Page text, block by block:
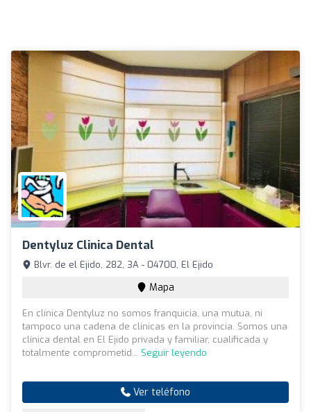
Dentyluz Clinica Dental
Blvr. de el Ejido, 282, 3A - 04700, El Ejido
Mapa
En clínica Dentyluz no somos franquicia, una mutua, ni
tampoco una cadena de clínicas en la provincia. Somos una
clínica dental en El Ejido privada y familiar, cualificada y
totalmente comprometid... Seguir leyendo
Ver teléfono